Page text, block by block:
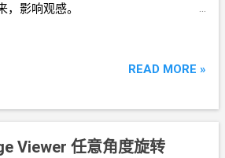
，影响观感。
READ MORE »
Viewer 任意角度旋转